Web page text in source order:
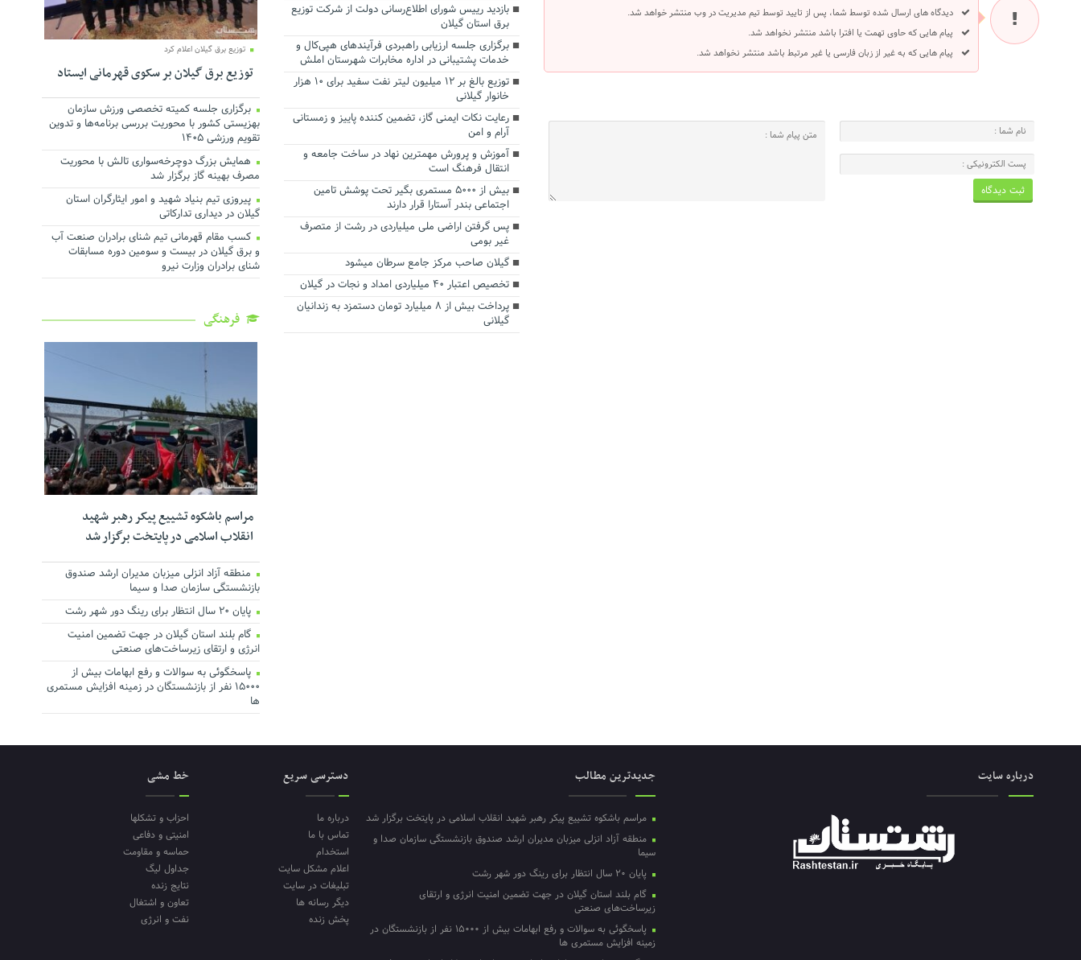
دیدگاه های ارسال شده توسط شما، پس از تایید توسط تیم مدیریت در وب منتشر خواهد شد.
پیام هایی که حاوی تهمت یا افترا باشد منتشر نخواهد شد.
پیام هایی که به غیر از زبان فارسی یا غیر مرتبط باشد منتشر نخواهد شد.
بازدید رییس شورای اطلاع‌رسانی دولت از شرکت توزیع
برق استان گیلان
برگزاری جلسه ارزیابی راهبردی فرآیندهای هپی‌کال و
خدمات پشتیبانی در اداره مخابرات شهرستان املش
توزیع بالغ بر ۱۲ میلیون لیتر نفت سفید برای ۱۰ هزار
خانوار گیلانی
رعایت نکات ایمنی گاز، تضمین کننده پاییز و زمستانی
آرام و امن
آموزش و پرورش مهمترین نهاد در ساخت جامعه و
انتقال فرهنگ است
بیش از ۵۰۰۰ مستمری بگیر تحت پوشش تامین
اجتماعی بندر آستارا قرار دارند
پس گرفتن اراضی ملی میلیاردی در رشت از متصرف
غیر بومی
گیلان صاحب مرکز جامع سرطان می‎شود
تخصیص اعتبار ۴۰ میلیاردی امداد و نجات در گیلان
پرداخت بیش از ۸ میلیارد تومان دستمزد به زندانیان
گیلانی
توزیع برق گیلان اعلام کرد
توزیع برق گیلان بر سکوی قهرمانی ایستاد
برگزاری جلسه کمیته تخصصی ورزش سازمان
بهزیستی کشور با محوریت بررسی برنامه‌ها و تدوین
تقویم ورزشی ۱۴۰۵
همایش بزرگ دوچرخه‌سواری تالش با محوریت
مصرف بهینه گاز برگزار شد
پیروزی تیم بنیاد شهید و امور ایثارگران استان
گیلان در دیداری تدارکاتی
کسب مقام قهرمانی تیم شنای برادران صنعت آب
و برق گیلان در بیست و سومین دوره مسابقات
شنای برادران وزارت نیرو
فرهنگی
مراسم باشکوه تشییع پیکر رهبر شهید
انقلاب اسلامی در پایتخت برگزار شد
منطقه آزاد انزلی میزبان مدیران ارشد صندوق
بازنشستگی سازمان صدا و سیما
پایان ۲۰ سال انتظار برای رینگ دور شهر رشت
گام بلند استان گیلان در جهت تضمین امنیت
انرژی و ارتقای زیرساخت‌های صنعتی
پاسخگوئی به سوالات و رفع ابهامات بیش از
۱۵۰۰۰ نفر از بازنشستگان در زمینه افزایش مستمری
ها
درباره سایت جدیدترین مطالب
مراسم باشکوه تشییع پیکر رهبر شهید انقلاب اسلامی در پایتخت برگزار شد
منطقه آزاد انزلی میزبان مدیران ارشد صندوق بازنشستگی سازمان صدا و
سیما
پایان ۲۰ سال انتظار برای رینگ دور شهر رشت
گام بلند استان گیلان در جهت تضمین امنیت انرژی و ارتقای
زیرساخت‌های صنعتی
پاسخگوئی به سوالات و رفع ابهامات بیش از ۱۵۰۰۰ نفر از بازنشستگان در
زمینه افزایش مستمری ها
دسترسی سریع
درباره ما
تماس با ما
استخدام
اعلام مشکل سایت
تبلیغات در سایت
دیگر رسانه ها
پخش زنده
خط مشی
احزاب و تشکلها
امنیتی و دفاعی
حماسه و مقاومت
جداول لیگ
نتایج زنده
تعاون و اشتغال
نفت و انرژی